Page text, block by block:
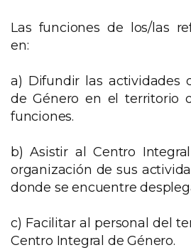
Las funciones de los/las
en:
a) Difundir las actividades
de Género en el territorio
funciones.
b) Asistir al Centro
organización de sus
donde se encuentre
c) Facilitar al personal del
Centro Integral de Género.